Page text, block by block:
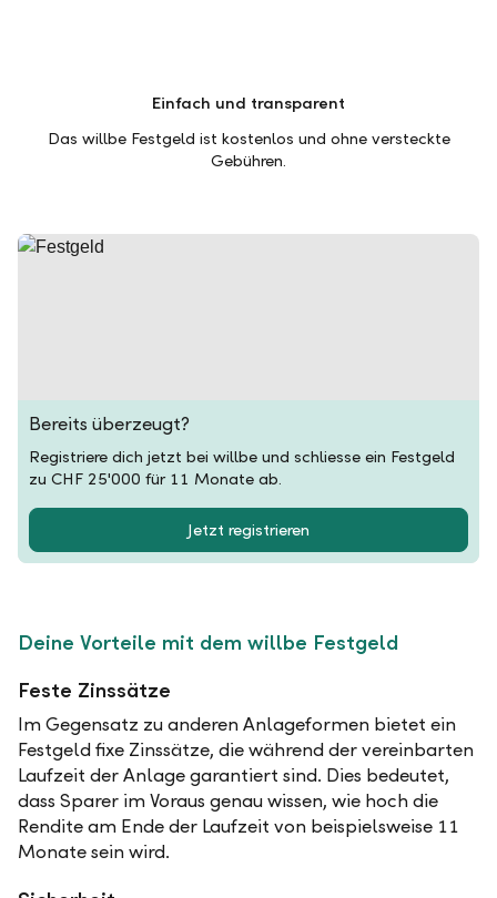
Einfach und transparent
Das willbe Festgeld ist kostenlos und ohne versteckte
Gebühren.
Bereits überzeugt?
Registriere dich jetzt bei willbe und schliesse ein Festgeld
zu CHF 25'000 für 11 Monate ab.
Jetzt registrieren
Deine Vorteile mit dem willbe Festgeld
Feste Zinssätze
Im Gegensatz zu anderen Anlageformen bietet ein
Festgeld fixe Zinssätze, die während der vereinbarten
Laufzeit der Anlage garantiert sind. Dies bedeutet,
dass Sparer im Voraus genau wissen, wie hoch die
Rendite am Ende der Laufzeit von beispielsweise 11
Monate sein wird.